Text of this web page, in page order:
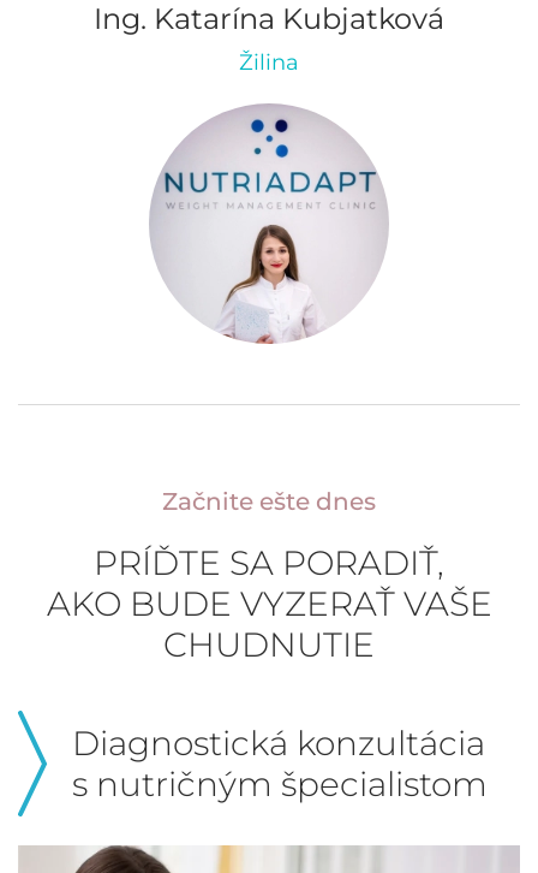
Ing. Katarína Kubjatková
Žilina
Začnite ešte dnes
PRÍĎTE SA PORADIŤ,
AKO BUDE VYZERAŤ VAŠE
CHUDNUTIE
Diagnostická konzultácia
s nutričným špecialistom